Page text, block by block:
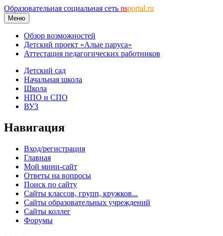
Образовательная социальная сеть nsportal.ru
Меню
Обзор возможностей
Детский проект «Алые паруса»
Аттестация педагогических работников
Детский сад
Начальная школа
Школа
НПО и СПО
ВУЗ
Навигация
Вход/регистрация
Главная
Мой мини-сайт
Ответы на вопросы
Поиск по сайту
Сайты классов, групп, кружков...
Сайты образовательных учреждений
Сайты коллег
Форумы